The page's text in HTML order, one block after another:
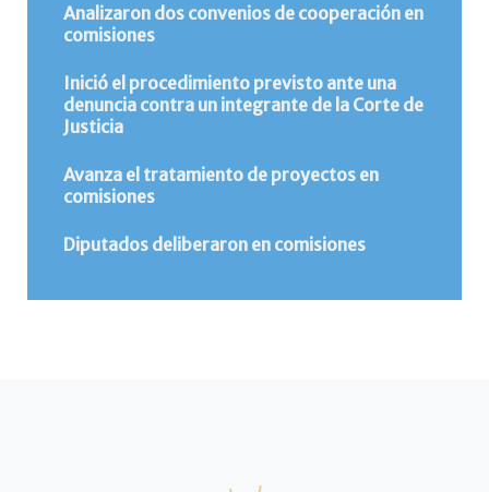
Analizaron dos convenios de cooperación en
comisiones
Inició el procedimiento previsto ante una
denuncia contra un integrante de la Corte de
Justicia
Avanza el tratamiento de proyectos en
comisiones
Diputados deliberaron en comisiones